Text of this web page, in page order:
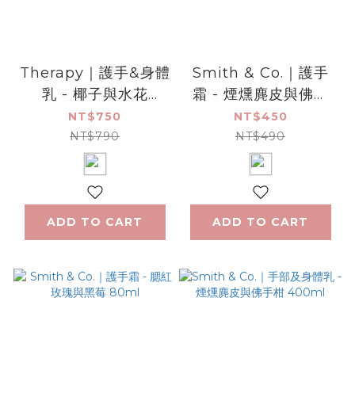
Therapy｜護手&身體
乳 - 椰子與水花
500ml
NT$750
NT$790
ADD TO CART
Smith & Co.｜護手
霜 - 煙燻麂皮與佛手
柑 80ml
NT$450
NT$490
ADD TO CART